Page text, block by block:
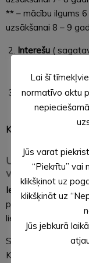
** – mācību ilgums
uzsākšanai 8 – 9
Interešu (
gadi).
Pieaugušo
ierobežojums).
Konsultācija 4.
Uzņemšanas
vai 15.00
Iesniegumi
par
pieņemti līdz 4.
lietvedes)
Skolas adrese :
Kontakttālrunis:
Lai šī
normatīvo aktu
Jūs varat
“Piekrītu” vai
klikšķinot uz
klikšķināt uz
Jūs jebkurā